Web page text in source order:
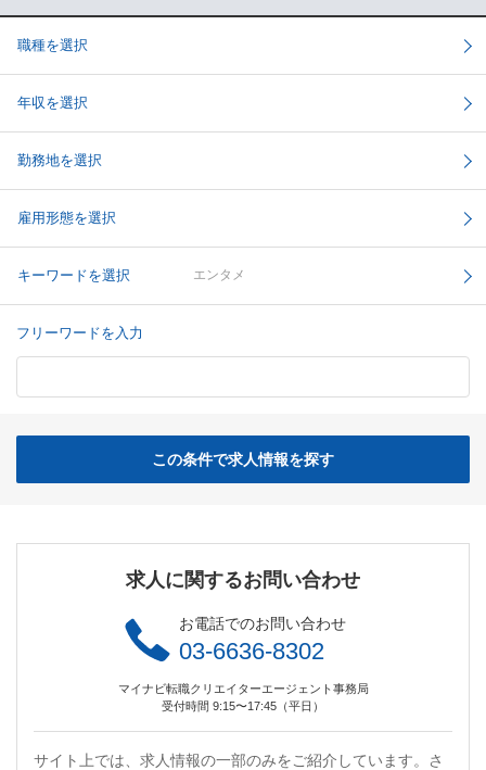
職種を選択
年収を選択
勤務地を選択
雇用形態を選択
キーワードを選択 エンタメ
フリーワードを入力
この条件で求人情報を探す
求人に関するお問い合わせ
お電話でのお問い合わせ
03-6636-8302
マイナビ転職クリエイターエージェント事務局
受付時間 9:15〜17:45（平日）
サイト上では、求人情報の一部のみをご紹介しています。さ